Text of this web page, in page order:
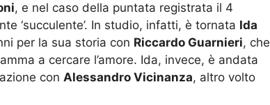
, e nel caso della puntata registrata il 4
‘succulente’. In studio, infatti, è tornata Ida
per la sua storia con Riccardo Guarnieri, che
a cercare l’amore. Ida, invece, è andata
con Alessandro Vicinanza, altro volto